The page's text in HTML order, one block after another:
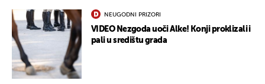
NEUGODNI PRIZORI
VIDEO Nezgoda uoči Alke! Konji proklizali i
pali u središtu grada